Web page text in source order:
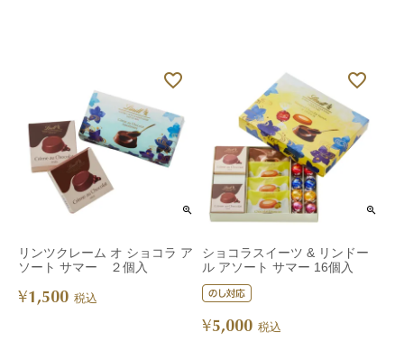
リンツクレーム オ ショコラ ア
ソート サマー ２個入
¥1,500 税込
ショコラスイーツ & リンドー
ル アソート サマー 16個入
¥5,000 税込